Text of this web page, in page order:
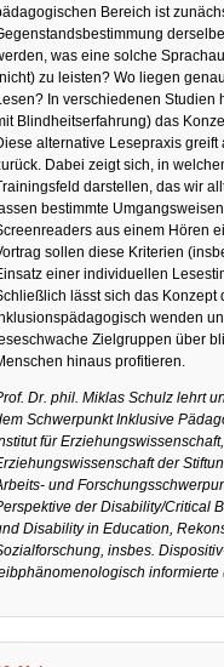
Bereich ist
was eine solche
zu leisten? Wo liegen
In verschiedenen Studien
Blindheitserfahrung) das
alternative Lesepraxis
Dabei zeigt sich, in
darstellen, das wir
bestimmte
aus einem Hören
sollen diese Kriterien
einer individuellen
lässt sich das Konzept
wenden
Zielgruppen über
hinaus profitieren.
Dr. phil. Miklas Schulz lehrt
Schwerpunkt Inklusive
für
der
und
der Disability/Critical
Disability in Education,
insbes.
informierte